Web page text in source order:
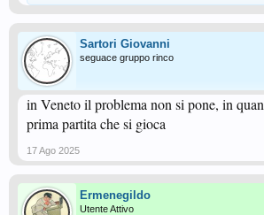
Sartori Giovanni
seguace gruppo rinco
in Veneto il problema non si pone, in
prima partita che si gioca
17 Ago 2025
Ermenegildo
Utente Attivo